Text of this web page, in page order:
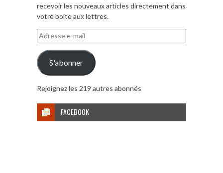
recevoir les nouveaux articles directement dans
votre boite aux lettres.
Adresse
e-
mail
S'abonner
Rejoignez les 219 autres abonnés
FACEBOOK